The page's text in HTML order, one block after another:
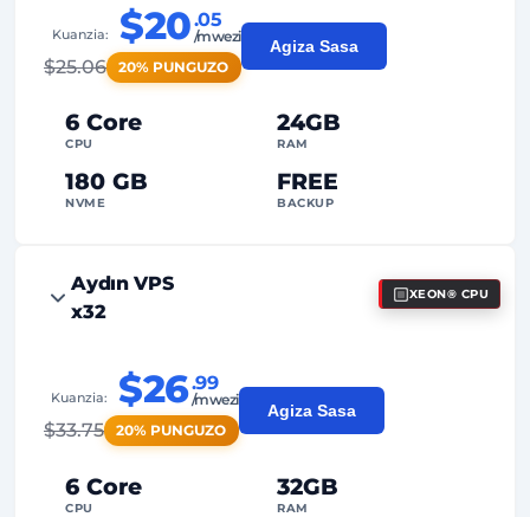
2Pointi za Backup
24/7 Usaidizi wa Wataalam
Iliyotengwa
Anwani ya IP
6 Core
CPU
24GB
RAM
180 GB
NVME
FREE
BACKUP
Kuanzia: $20.05
/mwezi
$25.06 20% PUNGUZO
Agiza Sasa
99%
2Pointi za Backup
24/7 Usaidizi wa Wataalam
Iliyotengwa
Anwani ya IP
Aydın VPS
x32
XEON® CPU
6 Core
CPU
32GB
RAM
Kuanzia: $26.99
/mwezi
$33.75 20% PUNGUZO
Agiza Sasa